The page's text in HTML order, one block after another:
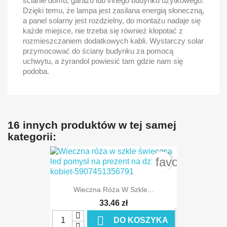
Dzięki temu, że lampa jest zasilana energią słoneczną,
a panel solarny jest rozdzielny, do montażu nadaje się
każde miejsce, nie trzeba się również kłopotać z
rozmieszczaniem dodatkowych kabli. Wystarczy solar
przymocować do ściany budynku za pomocą
uchwytu, a żyrandol powiesić tam gdzie nam się
podoba.
16 innych produktów w tej samej
kategorii:
Wieczna Róża W Szkle...
33,46 zł
 DO KOSZYKA